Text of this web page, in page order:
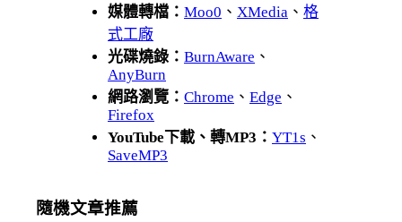
媒體轉檔： Moo0 、 XMedia 、 格
式工廠
光碟燒錄： BurnAware 、
AnyBurn
網路瀏覽： Chrome 、 Edge 、
Firefox
YouTube下載、轉MP3： YT1s 、
SaveMP3
隨機文章推薦